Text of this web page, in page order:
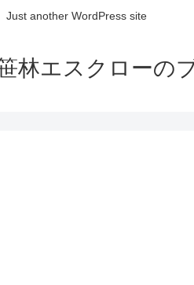
Just another WordPress site
林エスクローの